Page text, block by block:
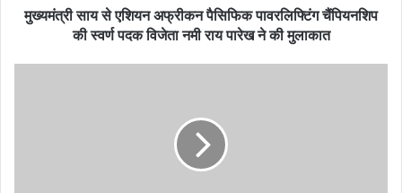
मुख्यमंत्री साय से एशियन अफ्रीकन पैसिफिक पावरलिफ्टिंग चैंपियनशिप
की स्वर्ण पदक विजेता नमी राय पारेख ने की मुलाकात